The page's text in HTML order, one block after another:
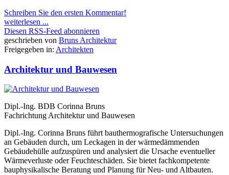
Schreiben Sie den ersten Kommentar!
weiterlesen ...
Diesen RSS-Feed abonnieren
geschrieben von Bruns Architektur
Freigegeben in: Architekten
Architektur und Bauwesen
Dipl.-Ing. BDB Corinna Bruns
Fachrichtung Architektur und Bauwesen
Dipl.-Ing. Corinna Bruns führt bauthermografische Untersuchungen
an Gebäuden durch, um Leckagen in der wärmedämmenden
Gebäudehülle aufzuspüren und analysiert die Ursache eventueller
Wärmeverluste oder Feuchteschäden. Sie bietet fachkompetente
bauphysikalische Beratung und Planung für Neu- und Altbauten.